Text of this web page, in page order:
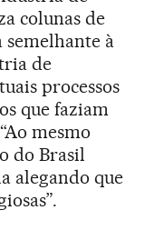
colunas de
à
de
processos
que faziam
mesmo
do Brasil
alegando que